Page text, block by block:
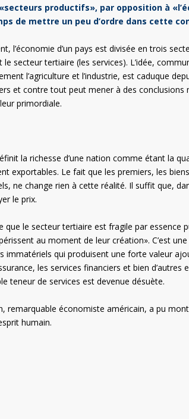
productifs», par opposition à
de mettre un peu d’ordre dans cette
l’économie d’un pays est divisée en trois
le secteur tertiaire (les services). L’idée,
l’agriculture et l’industrie, est caduque
et contre tout peut mener à des conclusions
primordiale.
la richesse d’une nation comme étant la
exportables. Le fait que les premiers, les
ne change rien à cette réalité. Il suffit que,
le prix.
le secteur tertiaire est fragile par essence
au moment de leur création». C’est une
immatériels qui produisent une forte valeur
les services financiers et bien
teneur de services est devenue désuète.
remarquable économiste américain, a pu
humain.